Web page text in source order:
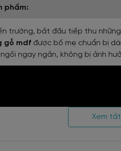
phẩm:
trường, bắt đầu tiếp thu
gỗ mdf được bố mẹ chuẩn bị
ngay ngắn, không bị ảnh
Xem